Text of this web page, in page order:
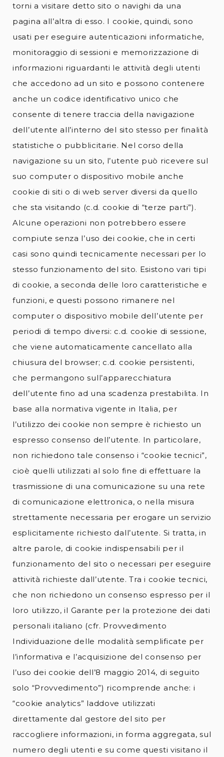
torni a visitare detto sito o navighi da una
pagina all’altra di esso. I cookie, quindi, sono
usati per eseguire autenticazioni informatiche,
monitoraggio di sessioni e memorizzazione di
informazioni riguardanti le attività degli utenti
che accedono ad un sito e possono contenere
anche un codice identificativo unico che
consente di tenere traccia della navigazione
dell’utente all’interno del sito stesso per finalità
statistiche o pubblicitarie. Nel corso della
navigazione su un sito, l’utente può ricevere sul
suo computer o dispositivo mobile anche
cookie di siti o di web server diversi da quello
che sta visitando (c.d. cookie di “terze parti”).
Alcune operazioni non potrebbero essere
compiute senza l’uso dei cookie, che in certi
casi sono quindi tecnicamente necessari per lo
stesso funzionamento del sito. Esistono vari tipi
di cookie, a seconda delle loro caratteristiche e
funzioni, e questi possono rimanere nel
computer o dispositivo mobile dell’utente per
periodi di tempo diversi: c.d. cookie di sessione,
che viene automaticamente cancellato alla
chiusura del browser; c.d. cookie persistenti,
che permangono sull’apparecchiatura
dell’utente fino ad una scadenza prestabilita. In
base alla normativa vigente in Italia, per
l’utilizzo dei cookie non sempre è richiesto un
espresso consenso dell’utente. In particolare,
non richiedono tale consenso i “cookie tecnici”,
cioè quelli utilizzati al solo fine di effettuare la
trasmissione di una comunicazione su una rete
di comunicazione elettronica, o nella misura
strettamente necessaria per erogare un servizio
esplicitamente richiesto dall’utente. Si tratta, in
altre parole, di cookie indispensabili per il
funzionamento del sito o necessari per eseguire
attività richieste dall’utente. Tra i cookie tecnici,
che non richiedono un consenso espresso per il
loro utilizzo, il Garante per la protezione dei dati
personali italiano (cfr. Provvedimento
Individuazione delle modalità semplificate per
l’informativa e l’acquisizione del consenso per
l’uso dei cookie dell’8 maggio 2014, di seguito
solo “Provvedimento”) ricomprende anche: i
“cookie analytics” laddove utilizzati
direttamente dal gestore del sito per
raccogliere informazioni, in forma aggregata, sul
numero degli utenti e su come questi visitano il